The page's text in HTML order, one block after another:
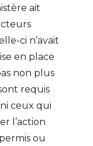
ait
ci n’avait
en place
non plus
requis
ceux qui
l’action
ou